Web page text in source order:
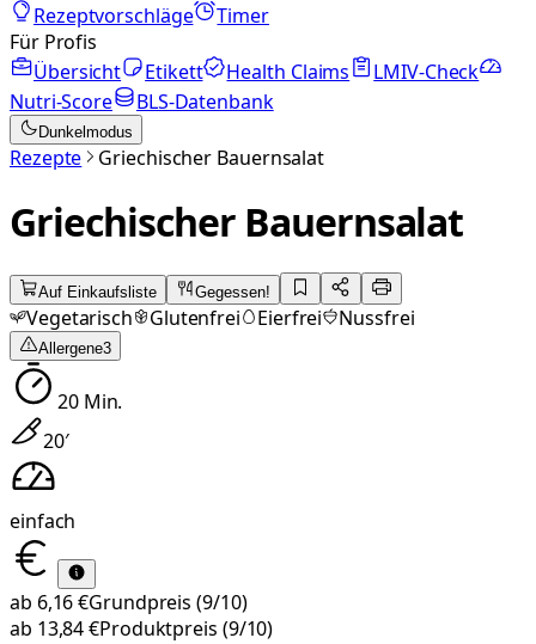
Rezeptvorschläge
Timer
Für Profis
Übersicht
Etikett Health Claims
LMIV-Check
Nutri-Score
BLS-Datenbank
Dunkelmodus
Rezepte Griechischer Bauernsalat
Griechischer Bauernsalat
Auf Einkaufsliste Gegessen!
Vegetarisch Glutenfrei Eierfrei Nussfrei
Allergene3
20Min.
20′
einfach
ab 6,16 €Grundpreis (9/10)
ab 13,84 €Produktpreis (9/10)